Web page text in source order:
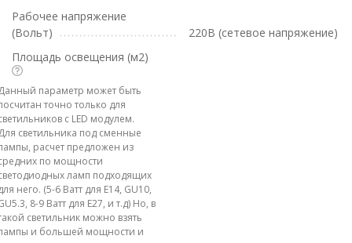
Рабочее напряжение
(Вольт)
220В (сетевое напряжение)
Площадь освещения (м2)
параметр может быть
точно только для
с LED модулем.
светильника под сменные
расчет предложен из
по мощности
ламп подходящих
него. (5-6 Ватт для E14, GU10,
8-9 Ватт для E27, и т.д) Но, в
светильник можно взять
и большей мощности и